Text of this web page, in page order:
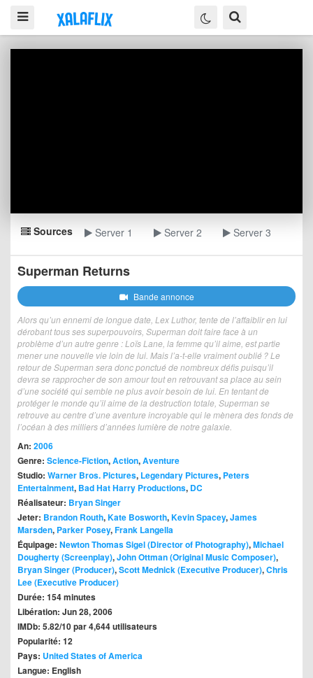
Sources Server 1 Server 2 Server 3
Superman Returns
Bande annonce
Alors qu’un ennemi de longue date, Lex Luthor, tente de l’affaiblir en lui
dérobant tous ses superpouvoirs, Superman doit faire face à un
problème d’un autre genre : Loïs Lane, la femme qu’il aime, est partie
mener une nouvelle vie loin de lui. Mais l’a‐t‐elle vraiment oublié ? Le
retour de Superman sera donc ponctué de nombreux défis puisqu’il
devra se rapprocher de son amour tout en retrouvant sa place au sein
d’une société qui semble ne plus avoir besoin de lui. En tentant de
protéger le monde qu’il aime de la destruction totale, Superman se
retrouve au centre d’une aventure incroyable qui le mènera des fonds de
l’océan à des milliers d’années lumière de notre galaxie.
An: 2006
Genre: Science-Fiction,Action,Aventure
Studio: Warner Bros. Pictures, Legendary Pictures, Peters
Entertainment, Bad Hat Harry Productions, DC
Réalisateur: Bryan Singer
Jeter: Brandon Routh,Kate Bosworth,Kevin Spacey,James
Marsden, Parker Posey,Frank Langella
Équipage: Newton Thomas Sigel (Director of Photography),Michael
Dougherty (Screenplay),John Ottman (Original Music Composer),
Bryan Singer (Producer),Scott Mednick (Executive Producer),Chris
Lee (Executive Producer)
Durée: 154 minutes
Libération: Jun 28, 2006
IMDb: 5.82/10 par 4,644 utilisateurs
Popularité: 12
Pays: United States of America
Langue: English